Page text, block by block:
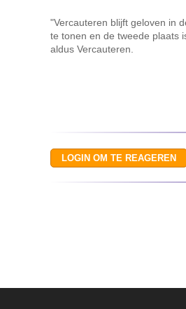
"Vercauteren blijft geloven in
te tonen en de tweede plaats
aldus Vercauteren.